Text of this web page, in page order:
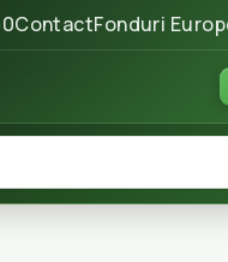
ContactFonduri